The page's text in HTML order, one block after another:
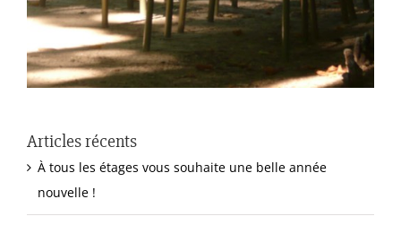
Articles récents
À tous les étages vous souhaite une belle année
nouvelle !